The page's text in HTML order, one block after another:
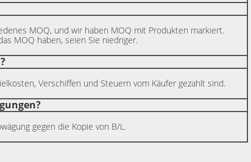
MOQ, und wir haben MOQ mit Produkten markiert.
MOQ haben, seien Sie niedriger.
Verschiffen und Steuern vom Käufer gezahlt sind.
gegen die Kopie von B/L.